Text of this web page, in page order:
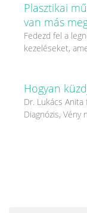
Plasztikai
van más
Fedezd fel a
kezeléseket,
Hogyan
Dr. Lukács
Diagnózis, Vény